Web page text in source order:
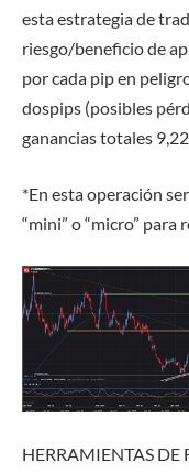
esta estrategia de
riesgo/beneficio de
por cada pip en
dospips (posibles
ganancias totales
*En esta operación
“mini” o “micro”
HERRAMIENTAS DE